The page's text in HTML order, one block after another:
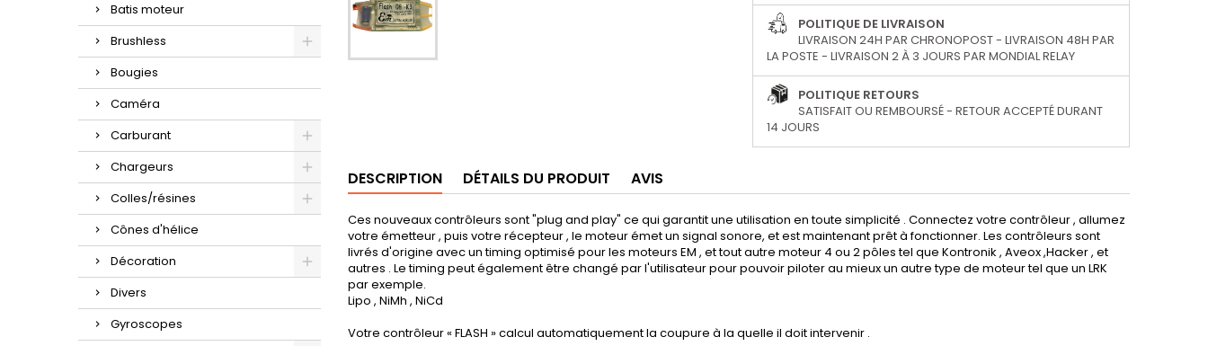
Batis moteur
Brushless
Bougies
Caméra
Carburant
Chargeurs
Colles/résines
Cônes d'hélice
Décoration
Divers
Gyroscopes
POLITIQUE DE LIVRAISON
LIVRAISON 24H PAR CHRONOPOST - LIVRAISON 48H PAR
LA POSTE - LIVRAISON 2 À 3 JOURS PAR MONDIAL RELAY
POLITIQUE RETOURS
SATISFAIT OU REMBOURSÉ - RETOUR ACCEPTÉ DURANT
14 JOURS
DESCRIPTION DÉTAILS DU PRODUIT AVIS
Ces nouveaux contrôleurs sont "plug and play" ce qui garantit une utilisation en toute simplicité . Connectez votre contrôleur , allumez
votre émetteur , puis votre récepteur , le moteur émet un signal sonore, et est maintenant prêt à fonctionner. Les contrôleurs sont
livrés d'origine avec un timing optimisé pour les moteurs EM , et tout autre moteur 4 ou 2 pôles tel que Kontronik , Aveox ,Hacker , et
autres . Le timing peut également être changé par l'utilisateur pour pouvoir piloter au mieux un autre type de moteur tel que un LRK
par exemple.
Lipo , NiMh , NiCd
Votre contrôleur « FLASH » calcul automatiquement la coupure à la quelle il doit intervenir .